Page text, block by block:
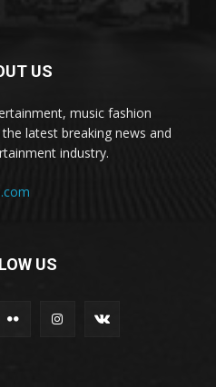
US
music fashion
latest breaking news and
industry.
US